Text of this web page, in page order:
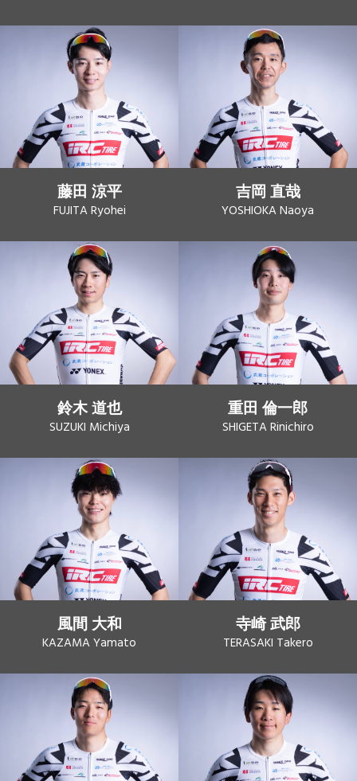
藤田 涼平
FUJITA Ryohei
吉岡 直哉
YOSHIOKA Naoya
鈴木 道也
SUZUKI Michiya
重田 倫一郎
SHIGETA Rinichiro
風間 大和
KAZAMA Yamato
寺崎 武郎
TERASAKI Takero